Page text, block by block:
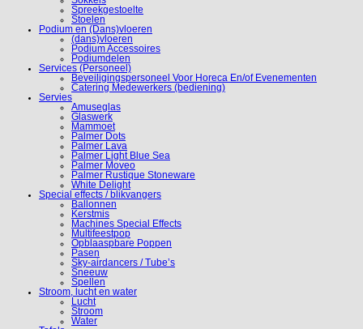
Spreekgestoelte
Stoelen
Podium en (Dans)vloeren
(dans)vloeren
Podium Accessoires
Podiumdelen
Services (Personeel)
Beveiligingspersoneel Voor Horeca En/of Evenementen
Catering Medewerkers (bediening)
Servies
Amuseglas
Glaswerk
Mammoet
Palmer Dots
Palmer Lava
Palmer Light Blue Sea
Palmer Moveo
Palmer Rustique Stoneware
White Delight
Special effects / blikvangers
Ballonnen
Kerstmis
Machines Special Effects
Multifeestpop
Opblaaspbare Poppen
Pasen
Sky-airdancers / Tube’s
Sneeuw
Spellen
Stroom, lucht en water
Lucht
Stroom
Water